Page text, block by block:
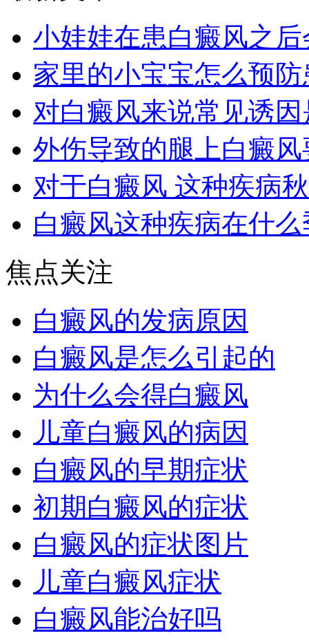
小娃娃在患白癜风之
家里的小宝宝怎么预
对白癜风来说常见诱
外伤导致的腿上白癜
对于白癜风 这种疾病
白癜风这种疾病在什
焦点关注
白癜风的发病原因
白癜风是怎么引起的
为什么会得白癜风
儿童白癜风的病因
白癜风的早期症状
初期白癜风的症状
白癜风的症状图片
儿童白癜风症状
白癜风能治好吗